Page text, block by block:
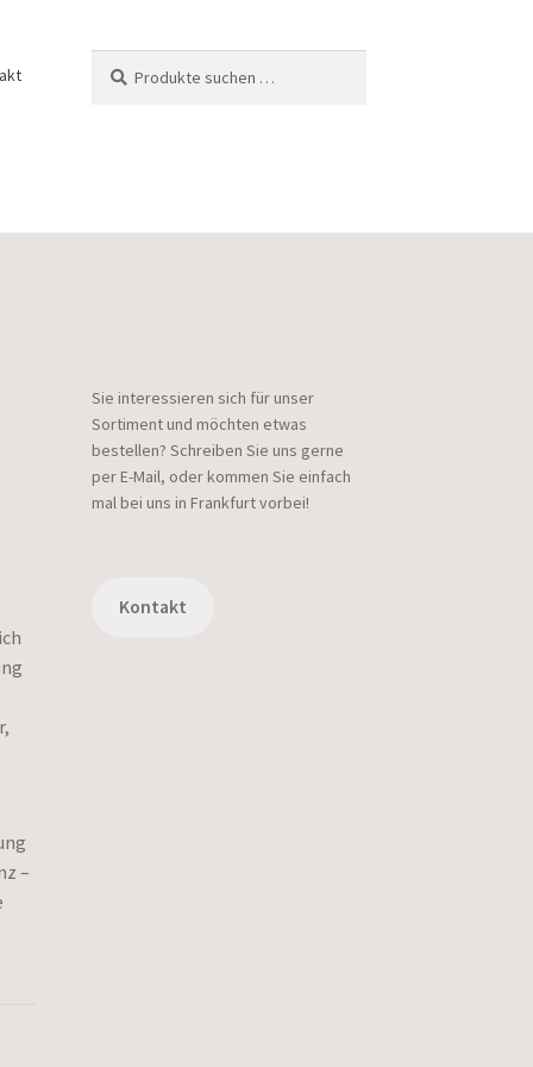
nach:
–
Sie interessieren sich für unser
Sortiment und möchten etwas
bestellen? Schreiben Sie uns gerne
per E-Mail, oder kommen Sie einfach
mal bei uns in Frankfurt vorbei!
Kontakt